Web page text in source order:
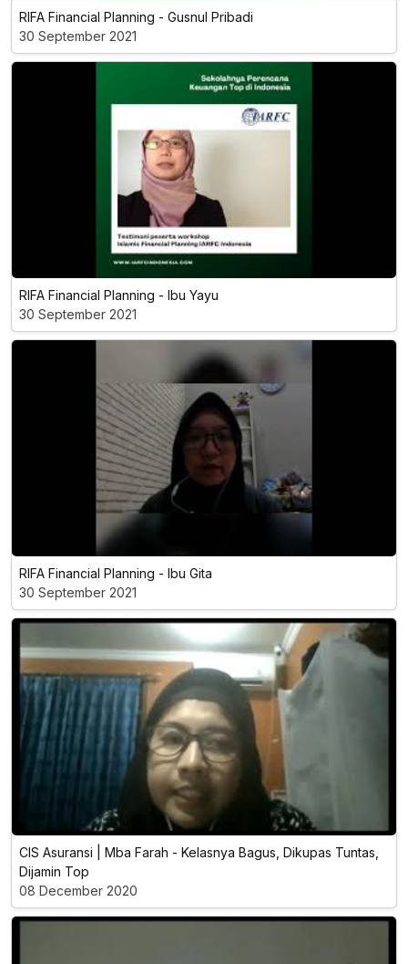
RIFA Financial Planning - Gusnul Pribadi
30 September 2021
RIFA Financial Planning - Ibu Yayu
30 September 2021
RIFA Financial Planning - Ibu Gita
30 September 2021
CIS Asuransi | Mba Farah - Kelasnya Bagus, Dikupas Tuntas,
Dijamin Top
08 December 2020